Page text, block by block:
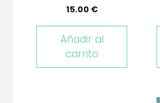
15.00 €
Añadir al
carrito